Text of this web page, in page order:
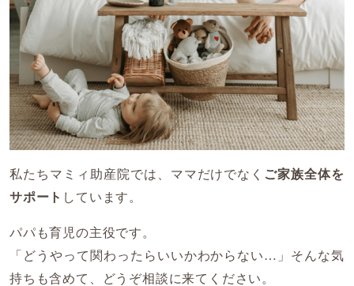
私たちマミィ助産院では、ママだけでなく ご家族全体を
サポート しています。
パパも育児の主役です。
「どうやって関わったらいいかわからない…」そんな気
持ちも含めて、どうぞ相談に来てください。